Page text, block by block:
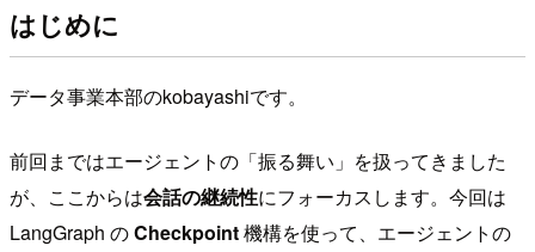
はじめに
データ事業本部のkobayashiです。
前回まではエージェントの「振る舞い」を扱ってきました
が、ここからは会話の継続性にフォーカスします。今回は
LangGraph のCheckpoint機構を使って、エージェントの